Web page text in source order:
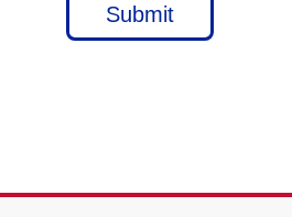
Submit